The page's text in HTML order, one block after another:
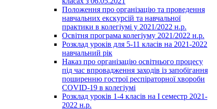
Положення про організацію та проведення
навчальних екскурсій та навчальної
практики в колегіумі у 2021/2022 н.р.
Освітня програма колегіуму 2021/2022 н.р.
Розклад уроків для 5-11 класів на 2021-2022
навчальний рік
Наказ про організацію освітнього процесу
під час впровадження заходів із запобігання
поширенню гострої респіраторної хвороби
COVID-19 в колегіумі
Розклад уроків 1-4 класів на І семестр 2021-
2022 н.р.